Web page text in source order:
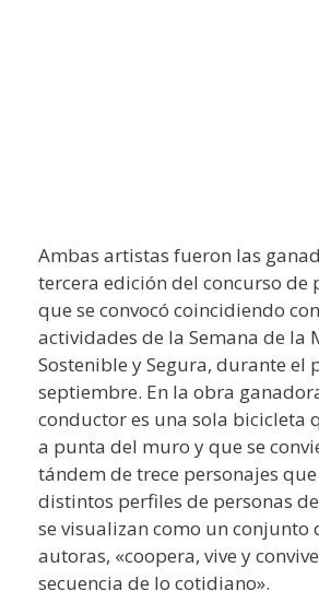
Ambas artistas fueron las
tercera edición del concurso
que se convocó coincidiendo
actividades de la Semana de la
Sostenible y Segura, durante el
septiembre. En la obra
conductor es una sola bicicleta
a punta del muro y que se
tándem de trece personajes
distintos perfiles de personas
se visualizan como un conjunto
autoras, «coopera, vive y
secuencia de lo cotidiano».